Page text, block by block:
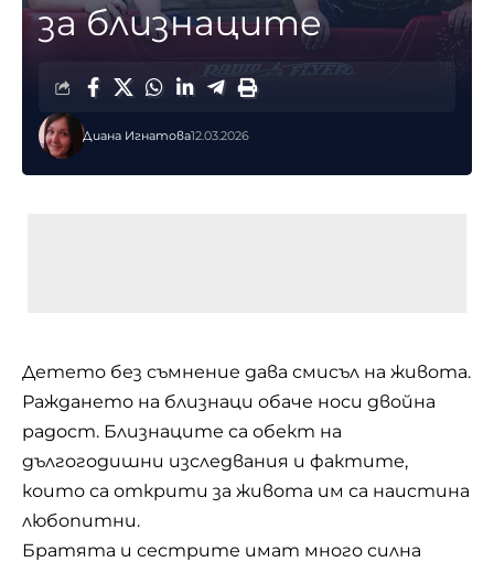
за близнаците
Диана Игнатова12.03.2026
Детето без съмнение дава смисъл на живота.
Раждането на близнаци обаче носи двойна
радост. Близнаците са обект на
дългогодишни изследвания и фактите,
които са открити за живота им са наистина
любопитни.
Братята и сестрите имат много силна